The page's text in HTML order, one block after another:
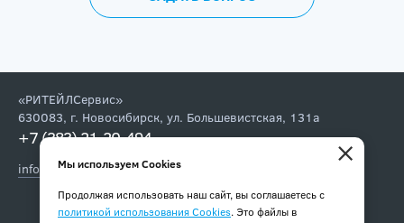
«РИТЕЙЛСервис»
630083, г. Новосибирск, ул. Большевистская, 131а
+7 (383) 21-20-494,
info@retail-service.su
Подпишитесь на наши новости и спецпредложения:
×
Мы используем Cookies
Продолжая использовать наш сайт, вы соглашаетесь с
политикой использования Cookies. Это файлы в